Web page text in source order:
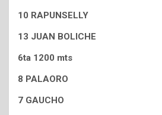
10 RAPUNSELLY
13 JUAN BOLICHE
6ta 1200 mts
8 PALAORO
7 GAUCHO